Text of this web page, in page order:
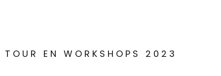
TOUR EN WORKSHOPS 2023